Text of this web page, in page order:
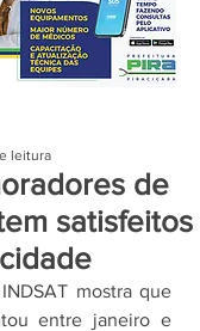
de
satisfeitos
leitura
mostra que
entre janeiro e